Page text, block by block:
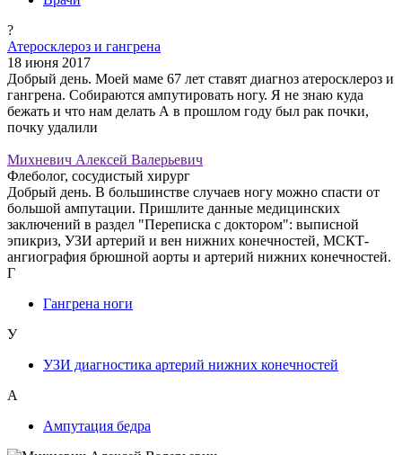
?
Атеросклероз и гангрена
18 июня 2017
Добрый день. Моей маме 67 лет ставят диагноз атеросклероз и
гангрена. Собираются ампутировать ногу. Я не знаю куда
бежать и что нам делать А в прошлом году был рак почки,
почку удалили
Михневич Алексей Валерьевич
Флеболог, сосудистый хирург
Добрый день. В большинстве случаев ногу можно спасти от
большой ампутации. Пришлите данные медицинских
заключений в раздел "Переписка с доктором": выписной
эпикриз, УЗИ артерий и вен нижних конечностей, МСКТ-
ангиография брюшной аорты и артерий нижних конечностей.
Г
Гангрена ноги
У
УЗИ диагностика артерий нижних конечностей
А
Ампутация бедра